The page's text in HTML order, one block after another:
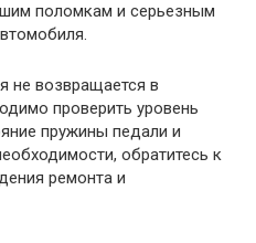
поломкам и серьезным
не возвращается в
проверить уровень
пружины педали и
обратитесь к
ремонта и